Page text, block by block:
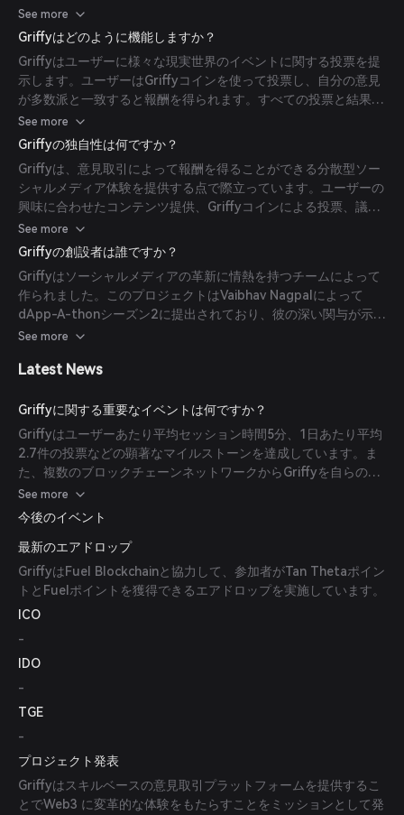
トコントラクトを利用して信頼不要かつ分散化されたオーダーマ
ッチングを実現し、透明性と安全性を持って意見取引に参加でき
ます。
See more
Griffyはどのように機能しますか？
Griffyはユーザーに様々な現実世界のイベントに関する投票を提
示します。ユーザーはGriffyコインを使って投票し、自分の意見
が多数派と一致すると報酬を得られます。すべての投票と結果は
ブロックチェーン技術を活用して分散型ストレージに保存され、
透明性と不変性を確保しています。
See more
Griffyの独自性は何ですか？
Griffyは、意見取引によって報酬を得ることができる分散型ソー
シャルメディア体験を提供する点で際立っています。ユーザーの
興味に合わせたコンテンツ提供、Griffyコインによる投票、議論
への参加、そして貢献に対する報酬といった主な特徴がありま
す。これによりユーザーは積極的に参加し、意見を反映させ報酬
を得ることができます。
See more
Griffyの創設者は誰ですか？
Griffyはソーシャルメディアの革新に情熱を持つチームによって
作られました。このプロジェクトはVaibhav Nagpalによって
dApp-A-thonシーズン2に提出されており、彼の深い関与が示
されています。
See more
Latest News
Griffyに関する重要なイベントは何ですか？
Griffyはユーザーあたり平均セッション時間5分、1日あたり平均
2.7件の投票などの顕著なマイルストーンを達成しています。ま
た、複数のブロックチェーンネットワークからGriffyを自らのエ
コシステムに統合する関心も寄せられています。
See more
今後のイベント
最新のエアドロップ
GriffyはFuel Blockchainと協力して、参加者がTan Thetaポイン
トとFuelポイントを獲得できるエアドロップを実施しています。
ICO
-
IDO
-
TGE
-
プロジェクト発表
Griffyはスキルベースの意見取引プラットフォームを提供するこ
とでWeb3 に変革的な体験をもたらすことをミッションとして発